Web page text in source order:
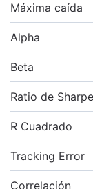
Máxima caída
Alpha
Beta
Ratio de Sharpe
R Cuadrado
Tracking Error
Correlación